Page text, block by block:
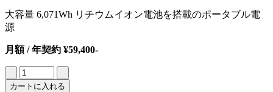
大容量 6,071Wh リチウムイオン電池を搭載のポータブル電
源
月額 / 年契約 ¥59,400-
カートに入れる